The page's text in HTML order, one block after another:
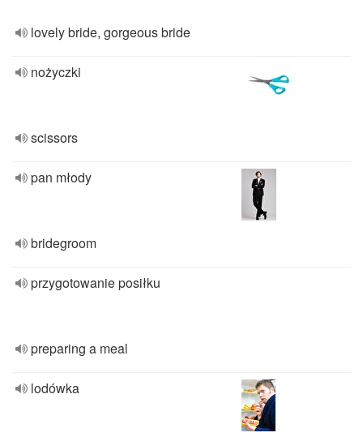
lovely bride, gorgeous bride
nożyczki
scissors
pan młody
bridegroom
przygotowanie posiłku
preparing a meal
lodówka